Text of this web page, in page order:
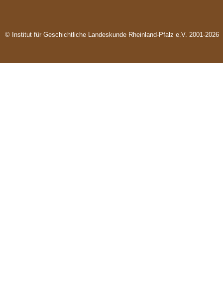
© Institut für Geschichtliche Landeskunde Rheinland-Pfalz e.V. 2001-2026